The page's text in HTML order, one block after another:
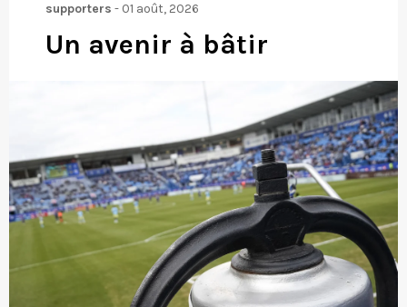
supporters - 01 août, 2026
Un avenir à bâtir